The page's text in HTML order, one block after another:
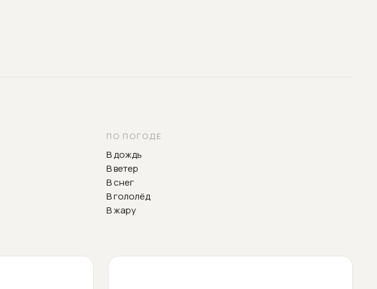
ПО ПОГОДЕ
В дождь
В ветер
В снег
В гололёд
В жару